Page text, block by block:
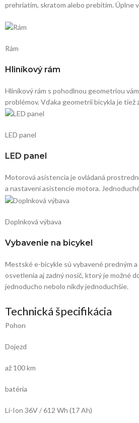
prehriatím, skratom alebo prebitím. Úplne
Rám
Hliníkový rám
Hliníkový rám s pohodlnou geometriou
problémov. Vďaka geometrii bicykla je tiež
LED panel
LED panel
Motorová asistencia je ovládaná
a nastavení asistencie motora.
Doplnková výbava
Vybavenie na bicykel
Mestské e-bicykle sú vybavené predným
osvetlenia aj zadný nosič, ktorý je možné
jednoducho nebolo nikdy jednoduchšie.
Technická špecifikácia
Pohon
Dojezd
až 100 km
batéria
Li-Ion 36V / 612 Wh (17 Ah)